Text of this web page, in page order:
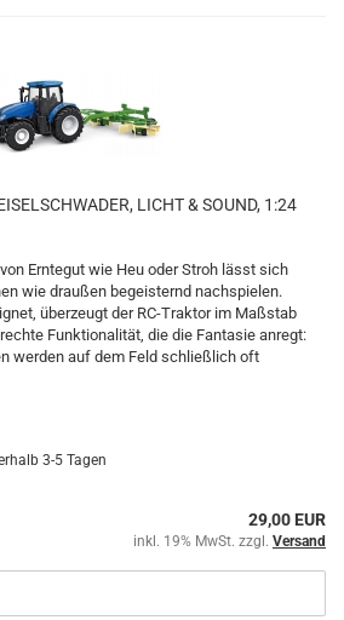
LICHT & SOUND, 1:24
Erntegut wie Heu oder Stroh lässt sich
wie draußen begeisternd nachspielen.
überzeugt der RC-Traktor im Maßstab
Funktionalität, die die Fantasie anregt:
werden auf dem Feld schließlich oft
3-5 Tagen
29,00 EUR
inkl. 19% MwSt. zzgl. Versand